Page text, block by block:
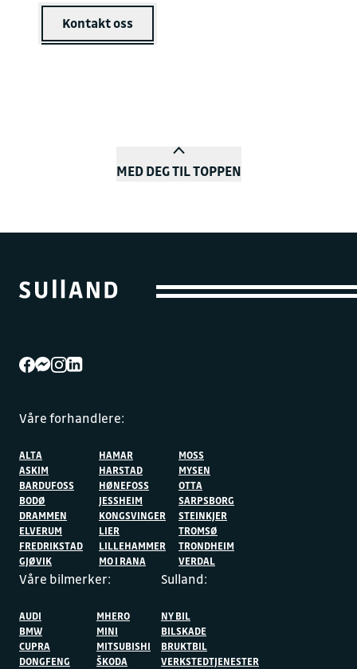
Kontakt oss
MED DEG TIL TOPPEN
Våre forhandlere:
ALTA
ASKIM
BARDUFOSS
BODØ
DRAMMEN
ELVERUM
FREDRIKSTAD
GJØVIK
HAMAR
HARSTAD
HØNEFOSS
JESSHEIM
KONGSVINGER
LIER
LILLEHAMMER
MO I RANA
MOSS
MYSEN
OTTA
SARPSBORG
STEINKJER
TROMSØ
TRONDHEIM
VERDAL
Våre bilmerker:
AUDI
BMW
CUPRA
DONGFENG
MHERO
MINI
MITSUBISHI
ŠKODA
Sulland:
NY BIL
BILSKADE
BRUKTBIL
VERKSTEDTJENESTER